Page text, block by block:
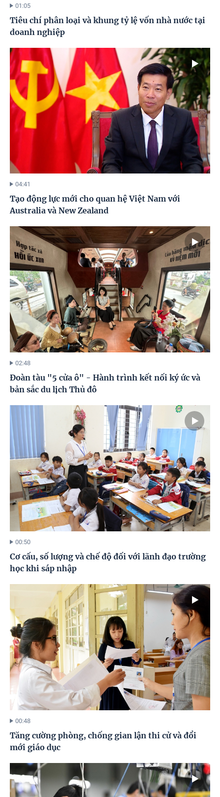
01:05
Tiêu chí phân loại và khung tỷ lệ vốn nhà nước tại
doanh nghiệp
04:41
Tạo động lực mới cho quan hệ Việt Nam với
Australia và New Zealand
02:48
Đoàn tàu "5 cửa ô" - Hành trình kết nối ký ức và
bản sắc du lịch Thủ đô
00:50
Cơ cấu, số lượng và chế độ đối với lãnh đạo trường
học khi sáp nhập
00:48
Tăng cường phòng, chống gian lận thi cử và đổi
mới giáo dục